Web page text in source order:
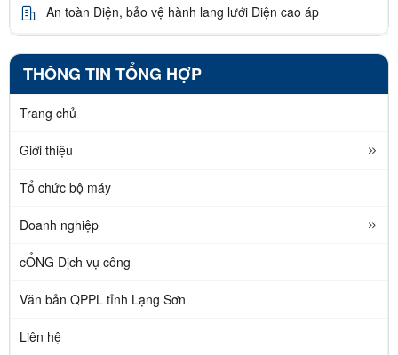
An toàn Điện, bảo vệ hành lang lưới Điện cao áp
THÔNG TIN TỔNG HỢP
Trang chủ
Giới thiệu
Tổ chức bộ máy
Doanh nghiệp
cỔNG Dịch vụ công
Văn bản QPPL tỉnh Lạng Sơn
Liên hệ